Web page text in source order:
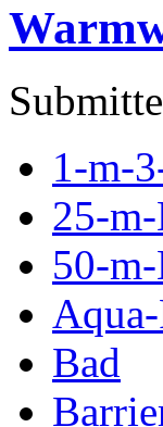
1-m-
25-
50-
Bad